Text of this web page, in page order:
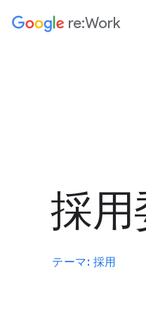
re:Work
採
テーマ: 採用